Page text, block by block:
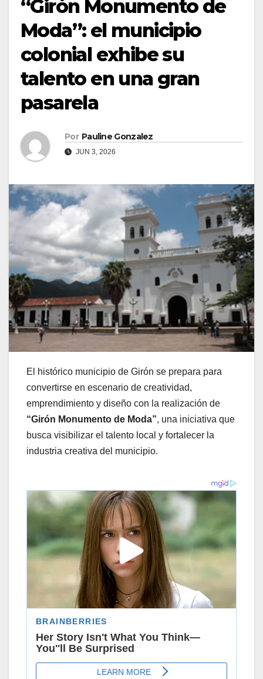
“Girón Monumento de
Moda”: el municipio
colonial exhibe su
talento en una gran
pasarela
Por Pauline Gonzalez
JUN 3, 2026
El histórico municipio de Girón se prepara para
convertirse en escenario de creatividad,
emprendimiento y diseño con la realización de
“Girón Monumento de Moda”, una iniciativa que
busca visibilizar el talento local y fortalecer la
industria creativa del municipio.